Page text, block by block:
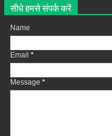
सीधे हमसे संपर्क करें
Name
Email *
Message *